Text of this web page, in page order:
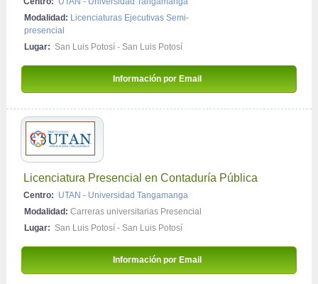
Modalidad: Licenciaturas Ejecutivas Semi-
presencial
Lugar: San Luis Potosí - San Luis Potosí
Información por Email
Licenciatura Presencial en Contaduría Pública
Centro: UTAN - Universidad Tangamanga
Modalidad: Carreras universitarias Presencial
Lugar: San Luis Potosí - San Luis Potosí
Información por Email